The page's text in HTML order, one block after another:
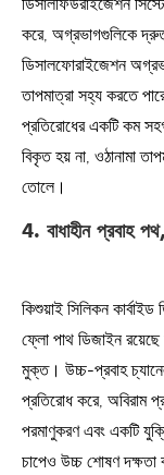
করে, অগ্রভাগগুলিকে
ডিসালফোরাইজেশন
তাপমাত্রা সহ্য করতে
প্রতিরোধের একটি কম সহগ
বিকৃত হয় না, ওঠানামা
তোলে।
4. বাধাহীন প্রবাহ
কিশুয়াই সিলিকন
ফ্লো পাথ ডিজাইন
মুক্ত। উচ্চ-প্রবাহ চ্যানেল
প্রতিরোধ করে, অবিরাম
পরমাণুকরণ এবং একটি
চাপেও উচ্চ শোষণ